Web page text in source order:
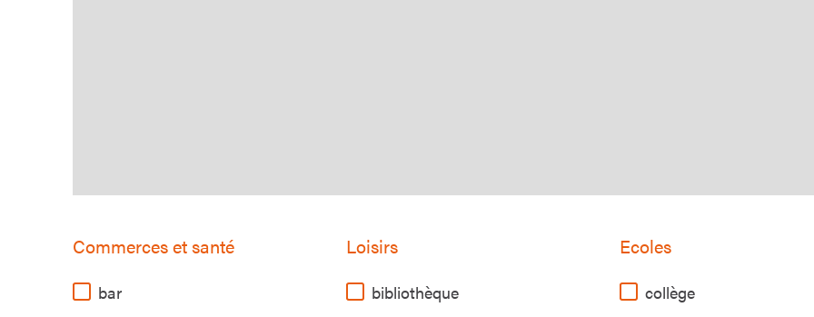
Commerces et santé
bar
Loisirs
bibliothèque
Ecoles
collège